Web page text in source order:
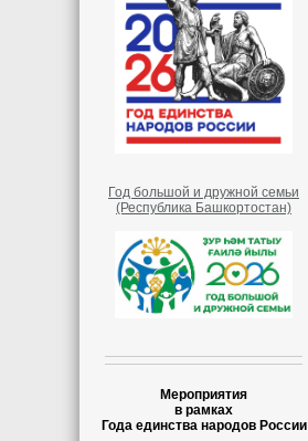
Год большой и дружной семьи
(Республика Башкортостан)
Мероприятия
в рамках
Года единства народов России